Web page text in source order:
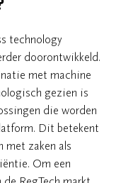
technology
doorontwikkeld.
met machine
gezien is
die worden
Dit betekent
met zaken als
Om een